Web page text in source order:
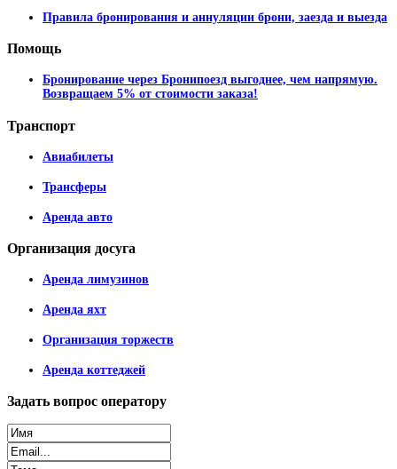
Правила бронирования и аннуляции брони, заезда и выезда
Помощь
Бронирование через Бронипоезд выгоднее, чем напрямую.
Возвращаем 5% от стоимости заказа!
Транспорт
Авиабилеты
Трансферы
Аренда авто
Организация досуга
Аренда лимузинов
Аренда яхт
Организация торжеств
Аренда коттеджей
Задать вопрос оператору